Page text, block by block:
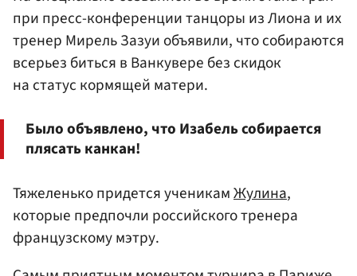
при пресс-конференции танцоры из Лиона и их
тренер Мирель Зазуи объявили, что собираются
всерьез биться в Ванкувере без скидок
на статус кормящей матери.
Было объявлено, что Изабель собирается
плясать канкан!
Тяжеленько придется ученикамЖулина,
которые предпочли российского тренера
французскому мэтру.